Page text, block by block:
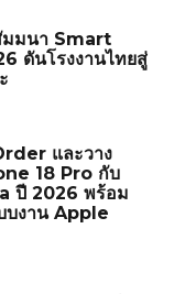
มนา Smart
ดันโรงงานไทยสู่
และวาง
18 Pro กับ
ปี 2026 พร้อม
บงาน Apple